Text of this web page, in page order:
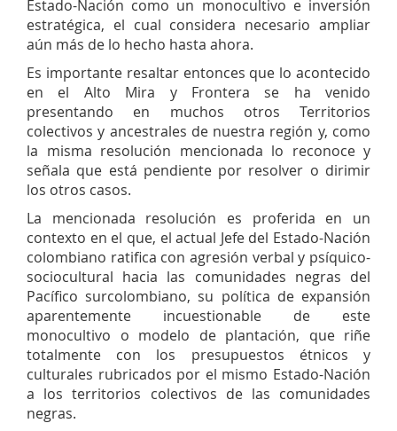
Estado-Nación como un monocultivo e inversión
estratégica, el cual considera necesario ampliar
aún más de lo hecho hasta ahora.
Es importante resaltar entonces que lo acontecido
en el Alto Mira y Frontera se ha venido
presentando en muchos otros Territorios
colectivos y ancestrales de nuestra región y, como
la misma resolución mencionada lo reconoce y
señala que está pendiente por resolver o dirimir
los otros casos.
La mencionada resolución es proferida en un
contexto en el que, el actual Jefe del Estado-Nación
colombiano ratifica con agresión verbal y psíquico-
sociocultural hacia las comunidades negras del
Pacífico surcolombiano, su política de expansión
aparentemente incuestionable de este
monocultivo o modelo de plantación, que riñe
totalmente con los presupuestos étnicos y
culturales rubricados por el mismo Estado-Nación
a los territorios colectivos de las comunidades
negras.